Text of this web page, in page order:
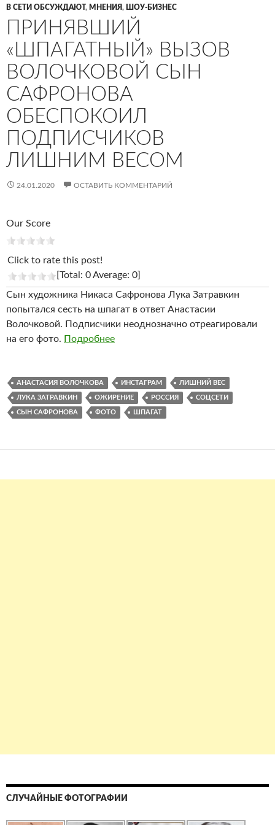
В СЕТИ ОБСУЖДАЮТ, МНЕНИЯ, ШОУ-БИЗНЕС
ПРИНЯВШИЙ
«ШПАГАТНЫЙ» ВЫЗОВ
ВОЛОЧКОВОЙ СЫН
САФРОНОВА
ОБЕСПОКОИЛ
ПОДПИСЧИКОВ
ЛИШНИМ ВЕСОМ
24.01.2020 ОСТАВИТЬ КОММЕНТАРИЙ
Our Score
Click to rate this post!
[Total: 0 Average: 0]
Сын художника Никаса Сафронова Лука Затравкин
попытался сесть на шпагат в ответ Анастасии
Волочковой. Подписчики неоднозначно отреагировали
на его фото. Подробнее
АНАСТАСИЯ ВОЛОЧКОВА ИНСТАГРАМ ЛИШНИЙ ВЕС
ЛУКА ЗАТРАВКИН ОЖИРЕНИЕ РОССИЯ СОЦСЕТИ
СЫН САФРОНОВА ФОТО ШПАГАТ
СЛУЧАЙНЫЕ ФОТОГРАФИИ